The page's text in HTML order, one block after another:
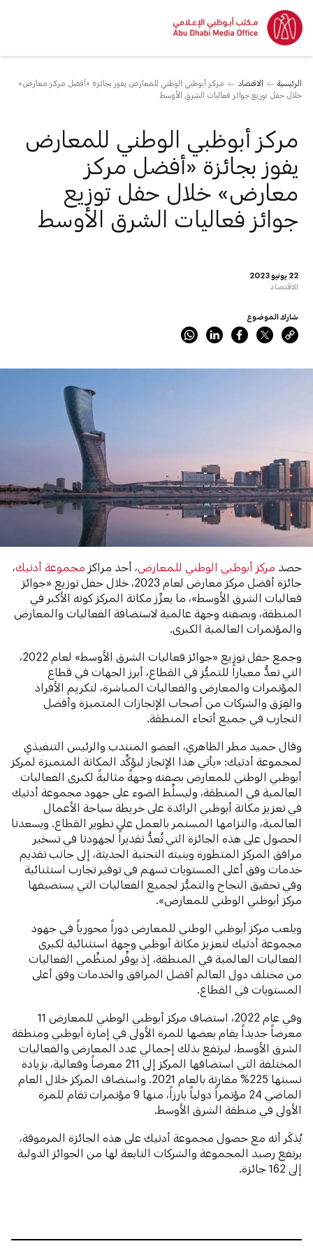
الرئيسية الاقتصاد
مركز أبوظبي الوطني للمعارض يفوز بجائزة «أفضل مركز معارض»
خلال حفل توزيع جوائز فعاليات الشرق الأوسط
22 يونيو 2023
الاقتصاد
مركز أبوظبي الوطني للمعارض
يفوز بجائزة «أفضل مركز
معارض» خلال حفل توزيع
جوائز فعاليات الشرق الأوسط
شارك الموضوع
حصد مركز أبوظبي الوطني للمعارض ، أحد مراكز مجموعة أدنيك،
جائزة أفضل مركز معارض لعام 2023، خلال حفل توزيع «جوائز
فعاليات الشرق الأوسط»، ما يعزِّز مكانة المركز كونه الأكبر في
المنطقة، وبصفته وجهة عالمية لاستضافة الفعاليات والمعارض
والمؤتمرات العالمية الكبرى.
وجمع حفل توزيع «جوائز فعاليات الشرق الأوسط» لعام 2022،
التي تعدُّ معياراً للتميُّز في القطاع، أبرز الجهات في قطاع
المؤتمرات والمعارض والفعاليات المباشرة، لتكريم الأفراد
والفِرَق والشركات من أصحاب الإنجازات المتميزة وأفضل
التجارب في جميع أنحاء المنطقة.
وقال حميد مطر الظاهري، العضو المنتدب والرئيس التنفيذي
لمجموعة أدنيك: «يأتي هذا الإنجاز ليؤكِّد المكانة المتميزة لمركز
أبوظبي الوطني للمعارض بصفته وجهةً مثاليةً لكبرى الفعاليات
العالمية في المنطقة، وليسلِّط الضوء على جهود مجموعة أدنيك
في تعزيز مكانة أبوظبي الرائدة على خريطة سياحة الأعمال
العالمية، والتزامها المستمر بالعمل على تطوير القطاع. ويسعدنا
الحصول على هذه الجائزة التي تُعدُّ تقديراً لجهودنا في تسخير
مرافق المركز المتطورة وبنيته التحتية الحديثة، إلى جانب تقديم
خدمات وفق أعلى المستويات تسهم في توفير تجارب استثنائية
وفي تحقيق النجاح والتميُّز لجميع الفعاليات التي يستضيفها
مركز أبوظبي الوطني للمعارض».
ويلعب مركز أبوظبي الوطني للمعارض دوراً محورياً في جهود
مجموعة أدنيك لتعزيز مكانة أبوظبي وجهة استثنائية لكبرى
الفعاليات العالمية في المنطقة، إذ يوفِّر لمنظِّمي الفعاليات
من مختلف دول العالم أفضل المرافق والخدمات وفق أعلى
المستويات في القطاع.
وفي عام 2022، استضاف مركز أبوظبي الوطني للمعارض 11
معرضاً جديداً يقام بعضها للمرة الأولى في إمارة أبوظبي ومنطقة
الشرق الأوسط، ليرتفع بذلك إجمالي عدد المعارض والفعاليات
المختلفة التي استضافها المركز إلى 211 معرضاً وفعالية، بزيادة
نسبتها 225% مقارنة بالعام 2021. واستضاف المركز خلال العام
الماضي 24 مؤتمراً دولياً بارزاً، منها 9 مؤتمرات تقام للمرة
الأولى في منطقة الشرق الأوسط.
يُذكَر أنه مع حصول مجموعة أدنيك على هذه الجائزة المرموقة،
يرتفع رصيد المجموعة والشركات التابعة لها من الجوائز الدولية
إلى 162 جائزة.